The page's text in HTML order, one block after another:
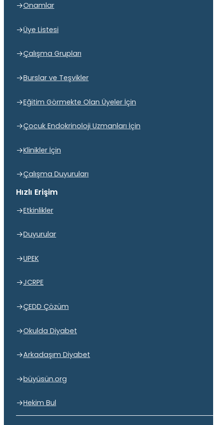
Onamlar
Üye Listesi
Çalışma Grupları
Burslar ve Teşvikler
Eğitim Görmekte Olan Üyeler İçin
Çocuk Endokrinoloji Uzmanları İçin
Klinikler İçin
Çalışma Duyuruları
Hızlı Erişim
Etkinlikler
Duyurular
UPEK
JCRPE
ÇEDD Çözüm
Okulda Diyabet
Arkadaşım Diyabet
büyüsün.org
Hekim Bul